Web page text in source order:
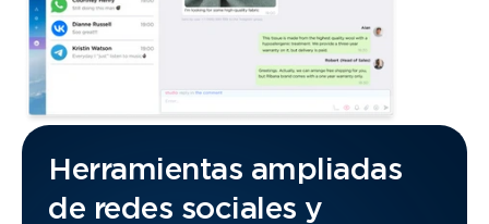
Herramientas ampliadas
de redes sociales y